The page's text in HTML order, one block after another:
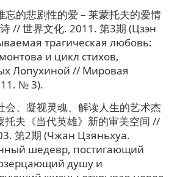
忘的悲剧性的爱 – 莱蒙托夫的爱情
// 世界文化. 2011. 第3期 (Цзэн
трагическая любовь:
и цикл стихов,
Лопухиной // Мировая
№ 3).
会、凝视灵魂、解读人生的艺术杰
夫《当代英雄》新的审美空间 //
第2期 (Чжан Цзяньхуа.
шедевр, постигающий
душу и